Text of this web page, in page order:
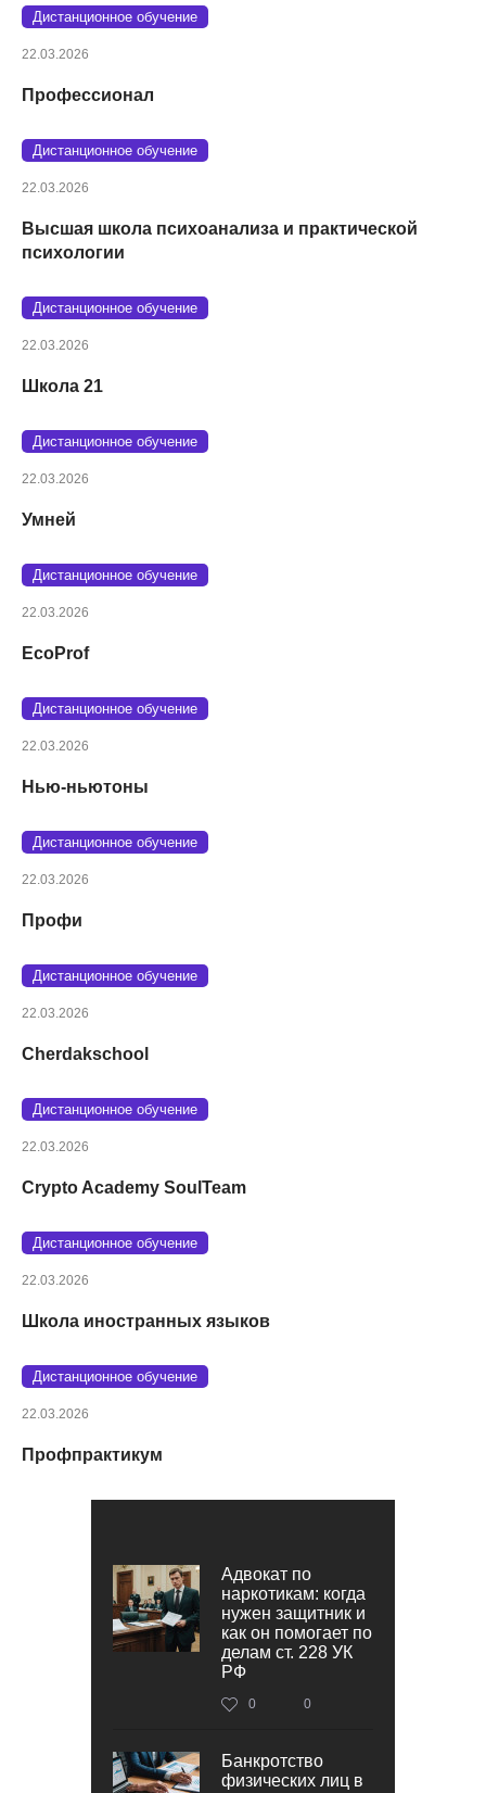
Дистанционное обучение
22.03.2026
Профессионал
Дистанционное обучение
22.03.2026
Высшая школа психоанализа и практической
психологии
Дистанционное обучение
22.03.2026
Школа 21
Дистанционное обучение
22.03.2026
Умней
Дистанционное обучение
22.03.2026
EcoProf
Дистанционное обучение
22.03.2026
Нью-ньютоны
Дистанционное обучение
22.03.2026
Профи
Дистанционное обучение
22.03.2026
Cherdakschool
Дистанционное обучение
22.03.2026
Crypto Academy SoulTeam
Дистанционное обучение
22.03.2026
Школа иностранных языков
Дистанционное обучение
22.03.2026
Профпрактикум
Адвокат по
наркотикам: когда
нужен защитник и
как он помогает по
делам ст. 228 УК
РФ
0 0
Банкротство
физических лиц в